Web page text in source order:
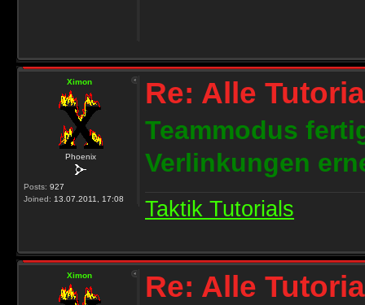
Ximon
Phoenix
Posts: 927
Joined: 13.07.2011, 17:08
Re: Alle
Teammodus
Verlinkungen
Taktik Tutorials
Ximon Re: Alle